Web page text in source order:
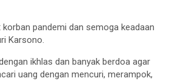
pandemi dan semoga keadaan
Karsono.
ikhlas dan banyak berdoa agar
uang dengan mencuri, merampok,